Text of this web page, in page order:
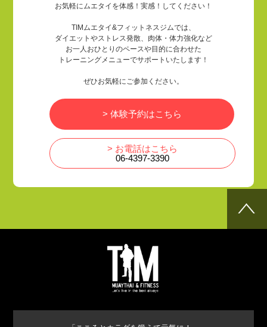
お気軽にムエタイを体感！実感！してください！
TIMムエタイ&フィットネスジムでは、
ダイエットやストレス発散、肉体・体力強化など
お一人おひとりのペースや目的に合わせた
トレーニングメニューでサポートいたします！
ぜひお気軽にご参加ください。
> 体験予約はこちら
> お電話はこちら
06-4397-3390